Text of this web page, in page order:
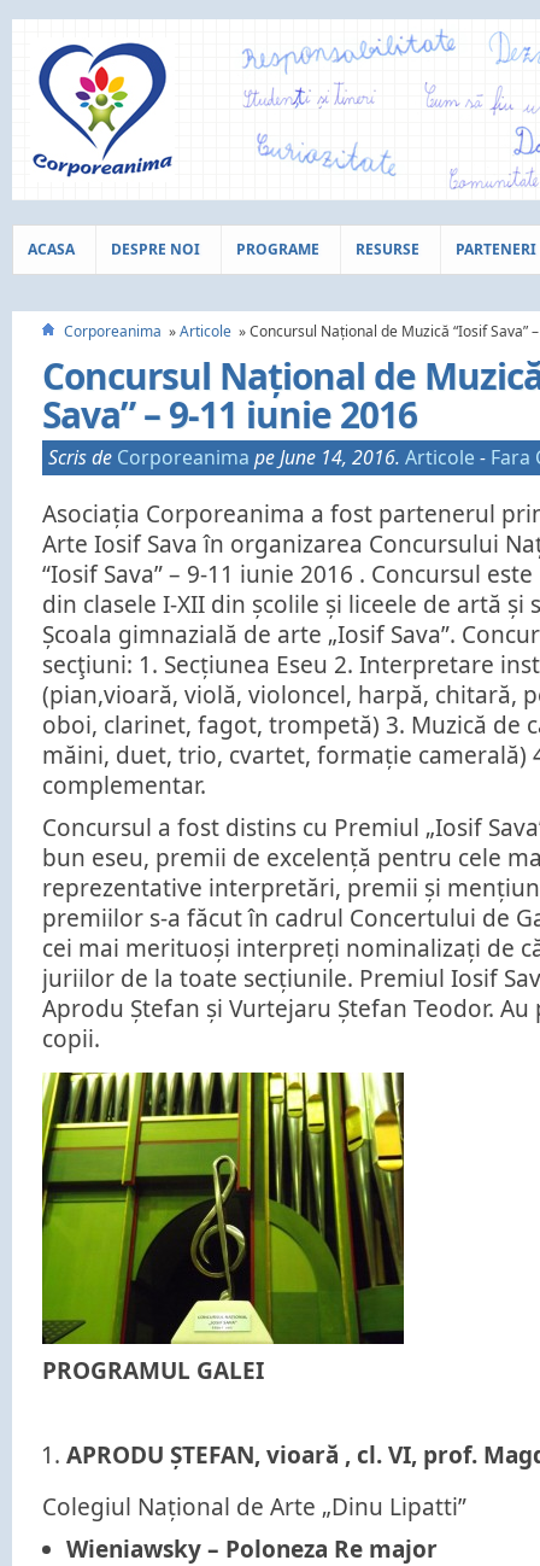
ACASA DESPRE NOI PROGRAME RESURSE PARTENERI
Corporeanima Articole Concursul Național de Muzică “Iosif Sava”
Concursul Național de
Sava” – 9-11 iunie 2016
Scris de Corporeanima pe June 14, 2016. Articole - Fara
Asociația Corporeanima a fost partenerul
Arte Iosif Sava în organizarea Concursului
“Iosif Sava” – 9-11 iunie 2016 . Concursul
din clasele I-XII din școlile și liceele de artă și
Școala gimnazială de arte „Iosif Sava”.
secţiuni: 1. Secțiunea Eseu 2. Interpretare
(pian,vioară, violă, violoncel, harpă, chitară,
oboi, clarinet, fagot, trompetă) 3. Muzică de
măini, duet, trio, cvartet, formație camerală)
complementar.
Concursul a fost distins cu Premiul „Iosif
bun eseu, premii de excelență pentru cele
reprezentative interpretări, premii și
premiilor s-a făcut în cadrul Concertului de
cei mai merituoși interpreți nominalizați de
juriilor de la toate secțiunile. Premiul Iosif
Aprodu Ștefan și Vurtejaru Ștefan Teodor.
copii.
PROGRAMUL GALEI
APRODU ȘTEFAN, vioară , cl. VI, prof.
Colegiul Național de Arte „Dinu Lipatti”
Wieniawsky – Poloneza Re major